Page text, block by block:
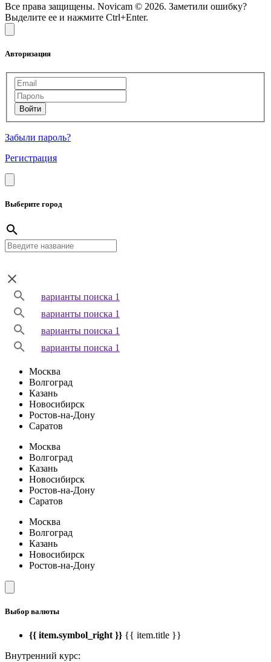
Все права защищены. Novicam © 2026. Заметили ошибку?
Выделите ее и нажмите Ctrl+Enter.
Авторизация
Забыли пароль?
Регистрация
Выберите город
варианты поиска 1
варианты поиска 1
варианты поиска 1
варианты поиска 1
Москва
Волгоград
Казань
Новосибирск
Ростов-на-Дону
Саратов
Москва
Волгоград
Казань
Новосибирск
Ростов-на-Дону
Саратов
Москва
Волгоград
Казань
Новосибирск
Ростов-на-Дону
Выбор валюты
{{ item.symbol_right }} {{ item.title }}
Внутренний курс: